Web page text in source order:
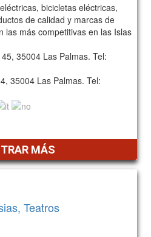
bicicletas eléctricas,
de calidad y marcas de
las más competitivas en las Islas
35004 Las Palmas. Tel:
35004 Las Palmas. Tel:
MÁS
Teatros